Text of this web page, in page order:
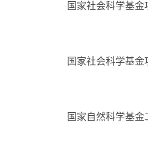
国家社会科学基
国家社会科学基
国家自然科学基